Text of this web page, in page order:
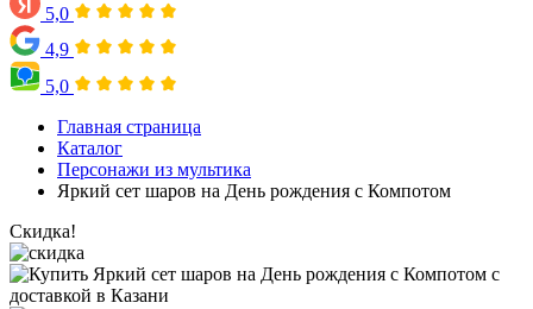
5,0
4,9
5,0
Главная страница
Каталог
Персонажи из мультика
Яркий сет шаров на День рождения с Компотом
Скидка!